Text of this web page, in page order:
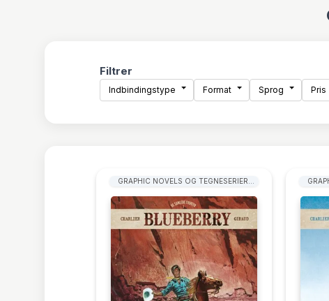
Filtrer
Indbindingstype Format Sprog Pris
GRAPHIC NOVELS OG TEGNESERIER: